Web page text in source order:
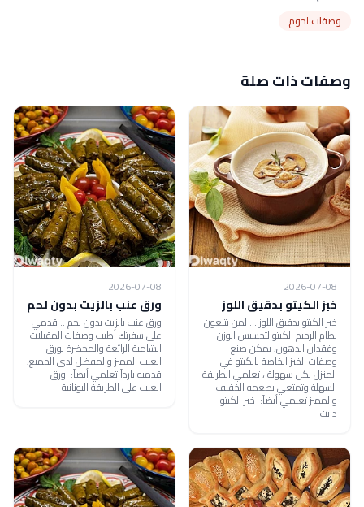
وصفات لحوم
وصفات ذات صلة
2026-07-08
خبز الكيتو بدقيق اللوز
خبز الكيتو بدقيق اللوز ... لمن يتبعون
نظام الرجيم الكيتو لتخسيس الوزن
وفقدان الدهون، يمكن صنع
وصفات الخبز الخاصة بالكيتو في
المنزل بكل سهولة ، تعلمي الطريقة
السهلة وتمتعي بطعمه الخفيف
والمميز تعلمي أيضاً: خبز الكيتو
دايت
2026-07-08
ورق عنب بالزيت بدون لحم
ورق عنب بالزيت بدون لحم .. قدمي
على سفرتك أطيب وصفات المقبلات
الشامية الرائعة والمحضرة بورق
العنب المميز والمفضل لدى الجميع،
قدميه بارداً تعلمي أيضاً: ورق
العنب على الطريقة اليونانية